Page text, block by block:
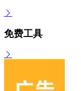
免费工具